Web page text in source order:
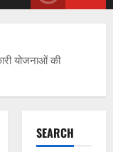
योजनाओं की
SEARCH